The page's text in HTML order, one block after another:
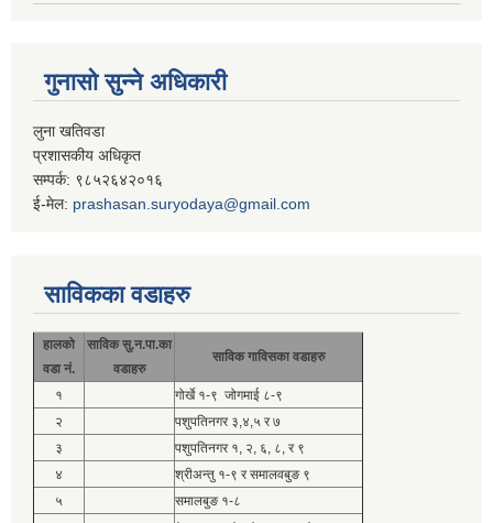
गुनासो सुन्ने अधिकारी
लुना खतिवडा
प्रशासकीय अधिकृत
सम्पर्क: ९८५२६४२०१६
ई-मेल: prashasan.suryodaya@gmail.com
साविकका वडाहरु
हालको
वडा नं.
साविक सु.न.पा.का
वडाहरु
साविक गाविसका वडाहरु
१
गोर्खे १-९ जोगमाई ८-९
२
पशुपतिनगर ३,४,५ र ७
३
पशुपतिनगर १, २, ६, ८, र ९
४
श्रीअन्तु १-९ र समालवबुङ ९
५
समालबुङ १-८